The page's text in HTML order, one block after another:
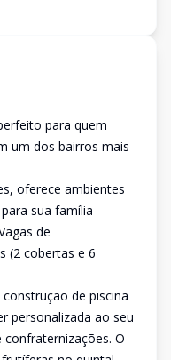
para quem
um dos bairros mais
oferece ambientes
sua família
de
(2 cobertas e 6
de piscina
personalizada ao seu
O